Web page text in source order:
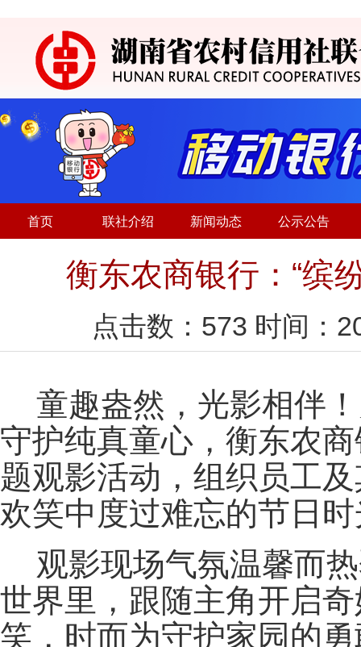
首页 联社介绍 新闻动态 公示公告
衡东农商银行：“缤
点击数： 573 时间：
童趣盎然，光影相伴
守护纯真童心，衡东农
题观影活动，组织员工
欢笑中度过难忘的节日
观影现场气氛温馨而
世界里，跟随主角开启
笑，时而为守护家园的